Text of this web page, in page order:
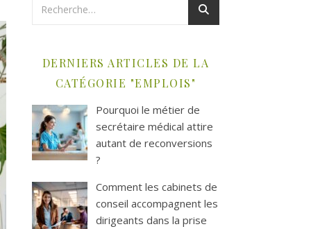
DERNIERS ARTICLES DE LA
CATÉGORIE "EMPLOIS"
Pourquoi le métier de
secrétaire médical attire
autant de reconversions
?
Comment les cabinets de
conseil accompagnent les
dirigeants dans la prise